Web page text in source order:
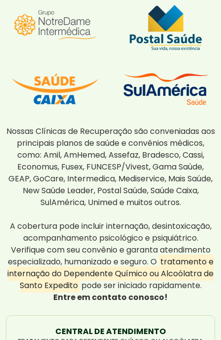
Nossas Clínicas de Recuperação são conveniadas aos
principais planos de saúde e convênios médicos,
como: Amil, AmHemed, Assefaz, Bradesco, Cassi,
Economus, Fusex, FUNCESP/Vivest, Gama Saúde,
GEAP, GoCare, Intermedica, Mediservice, Mais Saúde,
New Saúde Leader, Postal Saúde, Saúde Caixa,
SulAmérica, Unimed e muitos outros.
A cobertura pode incluir internação, desintoxicação,
acompanhamento psicológico e psiquiátrico.
Verifique com seu convênio e garanta atendimento
especializado, humanizado e seguro. O tratamento e
internação do Dependente Químico ou Alcoólatra de
Santo Expedito pode ser iniciado rapidamente.
Entre em contato conosco!
CENTRAL DE ATENDIMENTO